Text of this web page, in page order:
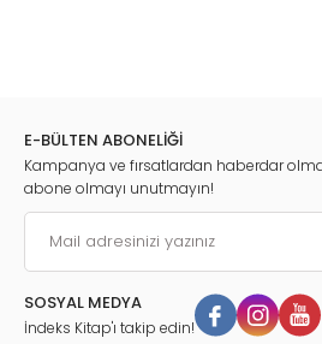
E-BÜLTEN ABONELİĞİ
Kampanya ve fırsatlardan haberdar
abone olmayı unutmayın!
SOSYAL MEDYA
İndeks Kitap'ı takip edin!